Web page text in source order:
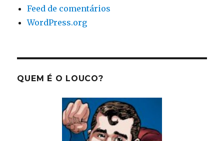
Feed de comentários
WordPress.org
QUEM É O LOUCO?